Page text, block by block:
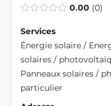
0.00 0
Services
Énergie solaire /
solaires /
Panneaux solaires /
particulier